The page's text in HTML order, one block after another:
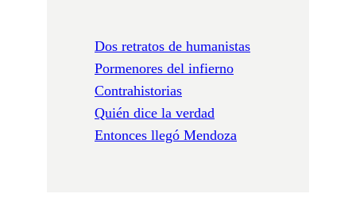
Dos retratos de humanistas
Pormenores del infierno
Contrahistorias
Quién dice la verdad
Entonces llegó Mendoza